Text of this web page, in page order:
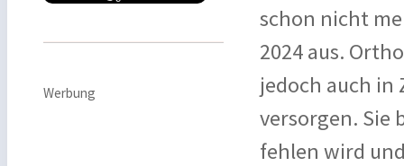
Werbung
schon nicht
2024 aus.
jedoch auch
versorgen. Sie
fehlen wird